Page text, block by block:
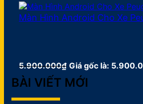
Màn Hình Android Cho Xe
5.900.000₫ Giá gốc là:
BÀI VIẾT MỚI